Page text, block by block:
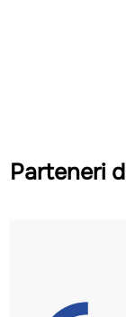
Parteneri